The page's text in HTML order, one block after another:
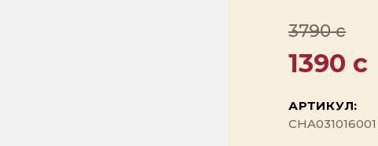
3790 c
1390 c
АРТИКУЛ:
CHA031016001